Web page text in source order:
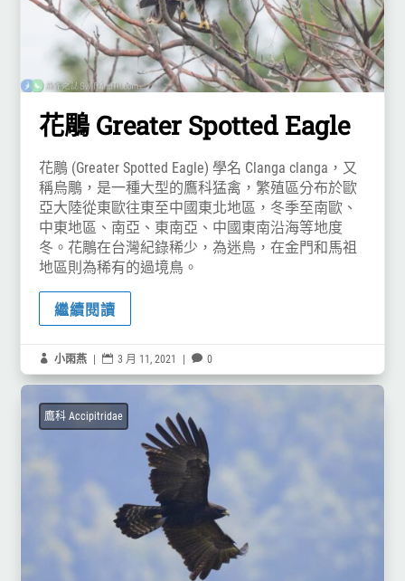
花鵰 Greater Spotted Eagle
花鵰 (Greater Spotted Eagle) 學名 Clanga clanga，又
稱烏鵰，是一種大型的鷹科猛禽，繁殖區分布於歐
亞大陸從東歐往東至中國東北地區，冬季至南歐、
中東地區、南亞、東南亞、中國東南沿海等地度
冬。花鵰在台灣紀錄稀少，為迷鳥，在金門和馬祖
地區則為稀有的過境鳥。
繼續閱讀
 小雨燕  3 月 11, 2021  0
鷹科 Accipitridae